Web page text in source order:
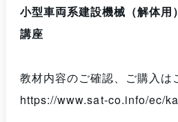
小型車両系建設機械（解体
講座
教材内容のご確認、ご購入
https://www.sat-co.info/ec/